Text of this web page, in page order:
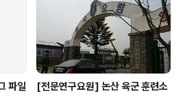
파일
[전문연구요원] 논산 육군 훈련소